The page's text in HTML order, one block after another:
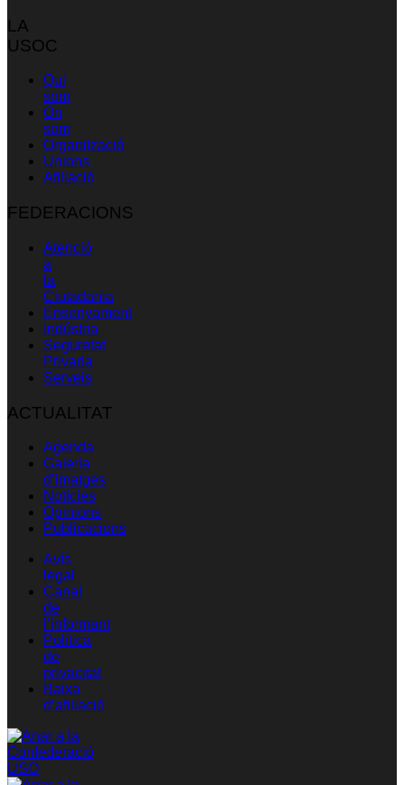
LA
USOC
Qui
som
On
som
Organització
Unions
Afiliació
FEDERACIONS
Atenció
a
la
Ciutadania
Ensenyament
Indústria
Seguretat
Privada
Serveis
ACTUALITAT
Agenda
Galeria
d’imatges
Notícies
Opinions
Publicacions
Avís
legal
Canal
de
l’informant
Política
de
privacitat
Baixa
d’afiliació